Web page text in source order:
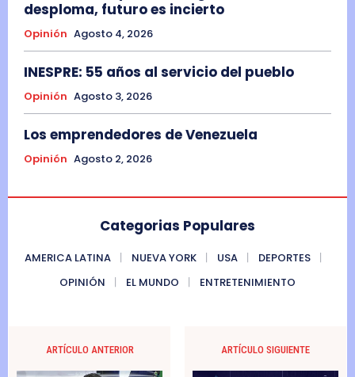
desploma, futuro es incierto
Opinión Agosto 4, 2026
INESPRE: 55 años al servicio del pueblo
Opinión Agosto 3, 2026
Los emprendedores de Venezuela
Opinión Agosto 2, 2026
Categorias Populares
AMERICA LATINA NUEVA YORK USA
DEPORTES
OPINIÓN
EL MUNDO ENTRETENIMIENTO
ARTÍCULO ANTERIOR ARTÍCULO SIGUIENTE